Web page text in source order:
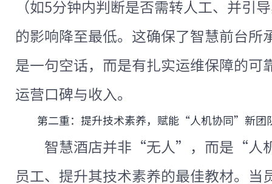
（如5分钟内判断是否需转人工、并引
的影响降至最低。这确保了智慧前台
是一句空话，而是有扎实运维保障的可
运营口碑与收入。
第二重：提升技术素养，赋能“人机协同”新团
智慧酒店并非“无人”，而是“人
员工、提升其技术素养的最佳教材。当